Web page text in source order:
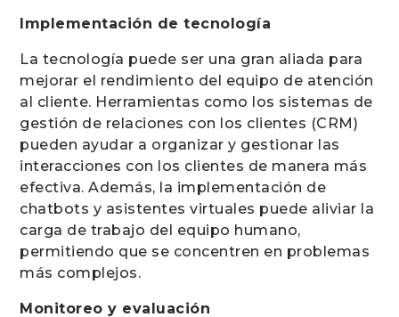
Implementación de tecnología
La tecnología puede ser una gran aliada para
mejorar el rendimiento del equipo de atención
al cliente. Herramientas como los sistemas de
gestión de relaciones con los clientes (CRM)
pueden ayudar a organizar y gestionar las
interacciones con los clientes de manera más
efectiva. Además, la implementación de
chatbots y asistentes virtuales puede aliviar la
carga de trabajo del equipo humano,
permitiendo que se concentren en problemas
más complejos.
Monitoreo y evaluación